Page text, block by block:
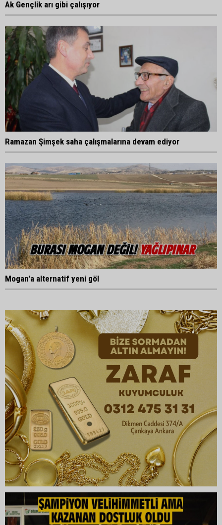
Ak Gençlik arı gibi çalışıyor
Ramazan Şimşek saha çalışmalarına devam ediyor
Mogan'a alternatif yeni göl